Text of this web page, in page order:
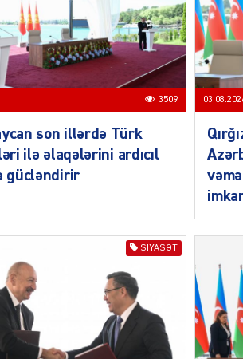
DÜNYA
3509
son illərdə Türk
ilə əlaqələrini ardıcıl
gücləndirir
SIYASƏT